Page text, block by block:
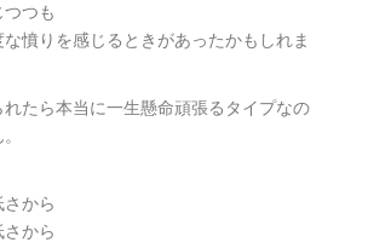
つも
憤りを感じるときがあったかもしれま
れたら本当に一生懸命頑張るタイプなの
から
から